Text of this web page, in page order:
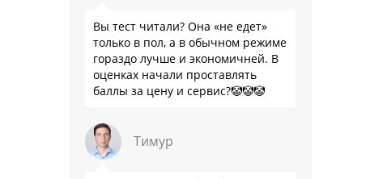
Вы тест читали? Она «не едет»
только в пол, а в обычном режиме
гораздо лучше и экономичней. В
оценках начали проставлять
баллы за цену и сервис?🤡🤡🤡
Тимур